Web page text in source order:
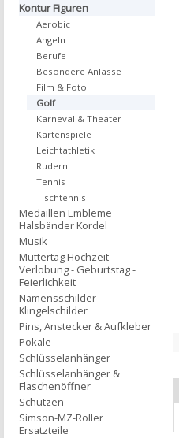
Kontur Figuren
Aerobic
Angeln
Berufe
Besondere Anlässe
Film & Foto
Golf
Karneval & Theater
Kartenspiele
Leichtathletik
Rudern
Tennis
Tischtennis
Medaillen Embleme
Halsbänder Kordel
Musik
Muttertag Hochzeit -
Verlobung - Geburtstag -
Feierlichkeit
Namensschilder
Klingelschilder
Pins, Anstecker & Aufkleber
Pokale
Schlüsselanhänger
Schlüsselanhänger &
Flaschenöffner
Schützen
Simson-MZ-Roller
Ersatzteile